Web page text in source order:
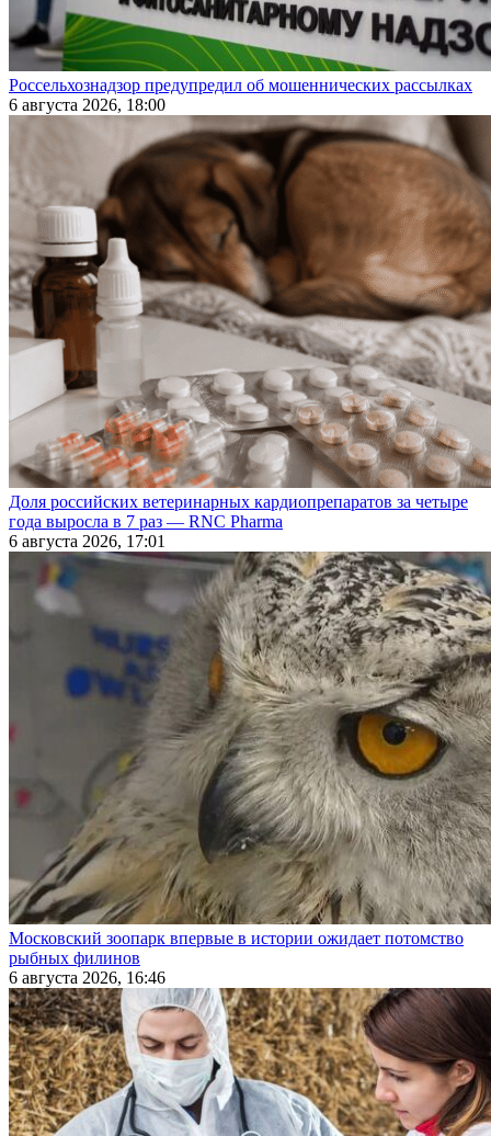
Россельхознадзор предупредил об мошеннических рассылках
6 августа 2026, 18:00
Доля российских ветеринарных кардиопрепаратов за четыре
года выросла в 7 раз — RNC Pharma
6 августа 2026, 17:01
Московский зоопарк впервые в истории ожидает потомство
рыбных филинов
6 августа 2026, 16:46